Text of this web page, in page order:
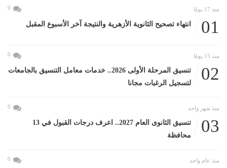
منذ 17 يومًا 0
01 انتهاء تصحيح الثانوية الأزهرية والنتيجة آخر الأسبوع المقبل
منذ 15 يومًا 0
02
تنسيق المرحلة الأولى 2026.. خدمات معامل التنسيق بالجامعات
لتسجيل الرغبات مجانا
منذ شهر واحد 0
03
تنسيق الثانوى العام 2027.. اعرف درجات القبول في 13
محافظة
منذ عام واحد 0